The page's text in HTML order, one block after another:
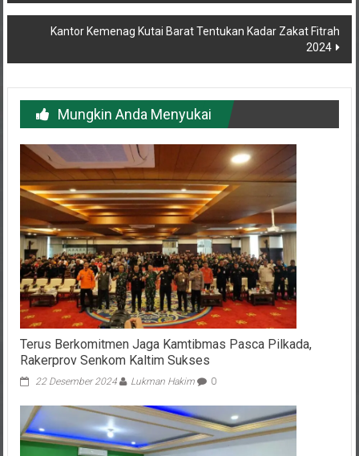
pos
Kantor Kemenag Kutai Barat Tentukan Kadar Zakat Fitrah
2024
Mungkin Anda Menyukai
Terus Berkomitmen Jaga Kamtibmas Pasca Pilkada,
Rakerprov Senkom Kaltim Sukses
22 Desember 2024 Lukman Hakim 0